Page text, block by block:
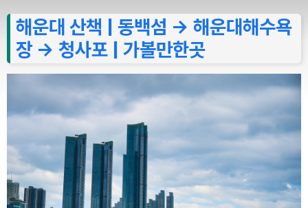
해운대 산책 | 동백섬 → 해운대해수욕
장 → 청사포 | 가볼만한곳